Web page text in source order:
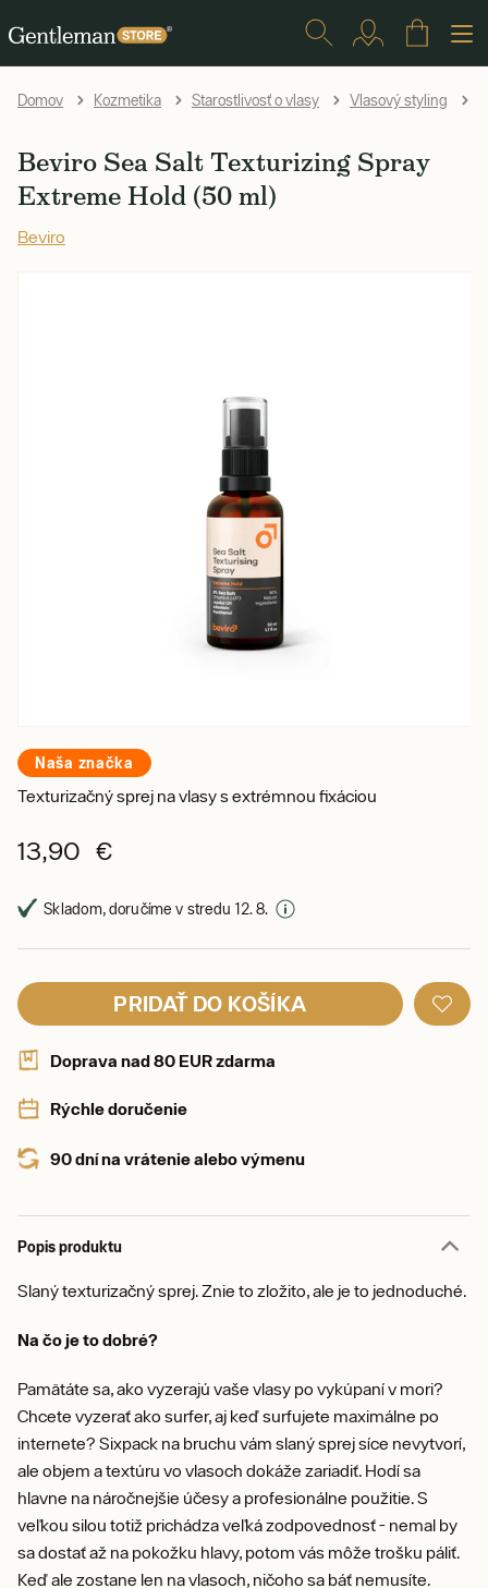
Domov Kozmetika Starostlivosť o vlasy Vlasový styling
Beviro Sea Salt Texturizing Spray
Extreme Hold (50 ml)
Beviro
Naša značka
Texturizačný sprej na vlasy s extrémnou fixáciou
13,90 €
Skladom, doručíme v stredu 12. 8.
PRIDAŤ DO KOŠÍKA
Doprava nad 80 EUR zdarma
Rýchle doručenie
90 dní na vrátenie alebo výmenu
Popis produktu
Slaný texturizačný sprej. Znie to zložito, ale je to jednoduché.
Na čo je to dobré?
Pamätáte sa, ako vyzerajú vaše vlasy po vykúpaní v mori?
Chcete vyzerať ako surfer, aj keď surfujete maximálne po
internete? Sixpack na bruchu vám slaný sprej síce nevytvorí,
ale objem a textúru vo vlasoch dokáže zariadiť. Hodí sa
hlavne na náročnejšie účesy a profesionálne použitie. S
veľkou silou totiž prichádza veľká zodpovednosť - nemal by
sa dostať až na pokožku hlavy, potom vás môže trošku páliť.
Keď ale zostane len na vlasoch, ničoho sa báť nemusíte.